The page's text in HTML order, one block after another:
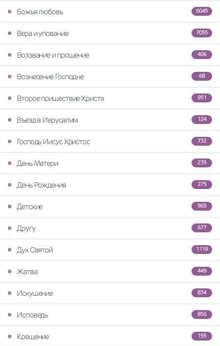
6045
Божья любовь
7055
Вера и упование
406
Воззвание и прошение
68
Вознесение Господне
951
Второе пришествие Христа
124
Въезд в Иерусалим
732
Господь Иисус Христос
235
День Матери
275
День Рождения
965
Детские
677
Другу
1119
Дух Святой
449
Жатва
834
Искушение
856
Исповедь
155
Крещение